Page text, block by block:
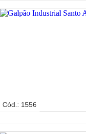
Cód.: 1556